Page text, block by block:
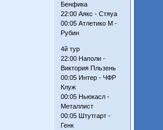
Бенфика
22:00 Аякс - Стяуа
00:05 Атлетико М -
Рубин
4й тур
22:00 Наполи -
Виктория Пльзень
00:05 Интер - ЧФР
Клуж
00:05 Ньюкасл -
Металлист
00:05 Штутгарт -
Генк